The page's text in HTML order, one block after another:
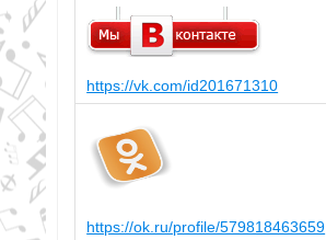
https://vk.com/id201671310
https://ok.ru/profile/579818463659